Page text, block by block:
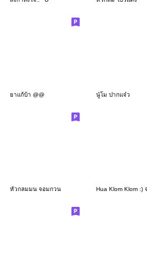
ยาแก้บ้า @@ นู๋โม ปากแจ๋ว
หัวกลมมน จอมกวน